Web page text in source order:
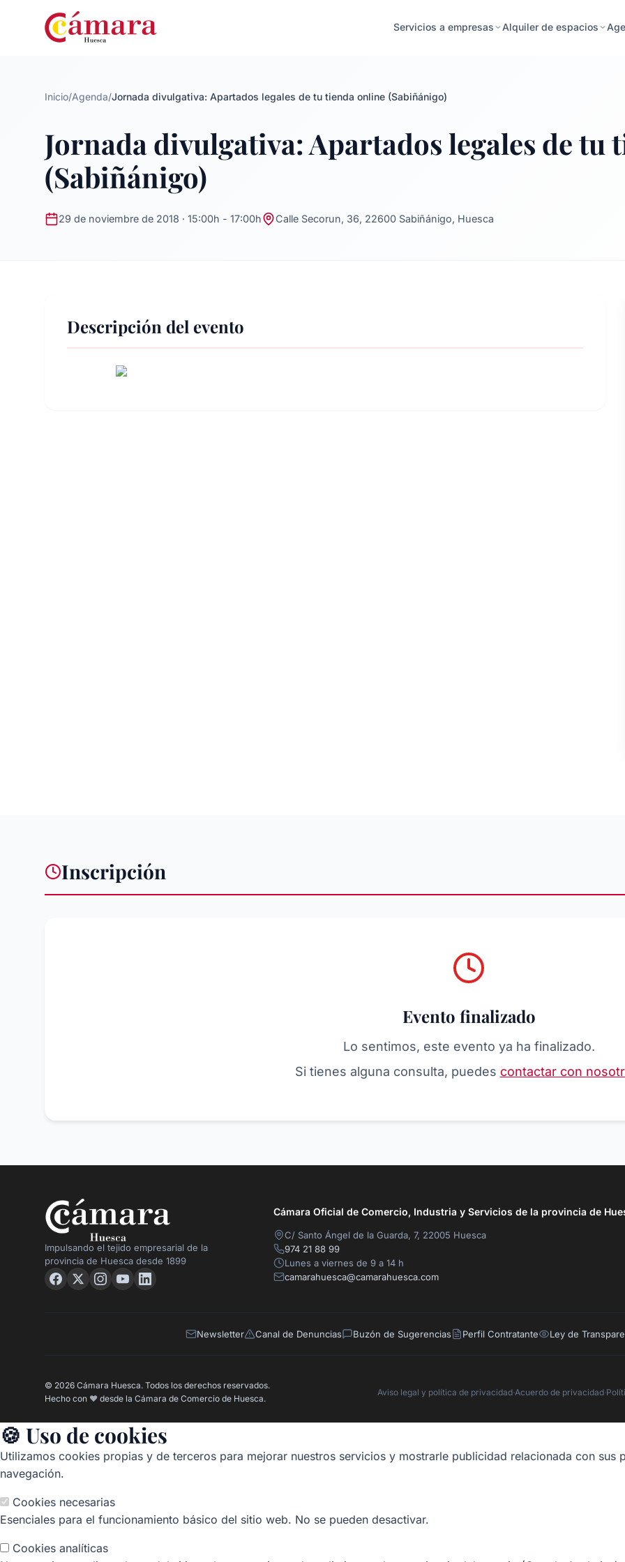
Servicios a empresas Alquiler de espacios
Inicio/Agenda/Jornada divulgativa: Apartados legales de tu tienda online (Sabiñánigo)
Jornada divulgativa: Apartados legales de tu
(Sabiñánigo)
29 de noviembre de 2018 · 15:00h - 17:00h Calle Secorun, 36, 22600 Sabiñánigo, Huesca
Descripción del evento
Inscripción
Evento finalizado
Lo sentimos, este evento ya ha finalizado.
Si tienes alguna consulta, puedes contactar con
Impulsando el tejido empresarial de la
provincia de Huesca desde 1899
Cámara Oficial de Comercio, Industria y Servicios de la provincia de
C/ Santo Ángel de la Guarda, 7, 22005 Huesca
974 21 88 99
Lunes a viernes de 9 a 14 h
camarahuesca@camarahuesca.com
Newsletter Canal de Denuncias Buzón de Sugerencias Perfil Contratante Ley de
© 2026 Cámara Huesca. Todos los derechos reservados.
Hecho con ❤️ desde la Cámara de Comercio de Huesca.
Aviso legal y política de privacidad·Acuerdo de privacidad·
🍪 Uso de cookies
Utilizamos cookies propias y de terceros para mejorar nuestros servicios y mostrarle publicidad relacionada con sus
navegación.
Cookies necesarias
Esenciales para el funcionamiento básico del sitio web. No se pueden desactivar.
Cookies analíticas